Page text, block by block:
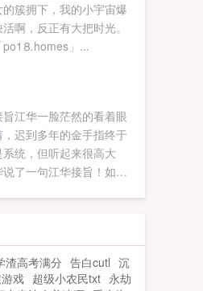
簇拥下，我的小宇宙爆
啊，反正有大把时光。
po1⒏homes」...
江华一脸茫然的看着眼
迟到多年的金手指终于
统，但听起来很高大
了一句江华接旨！如果
渣高考满分 告白cutl 沉
戏 超级小农民txt 永劫